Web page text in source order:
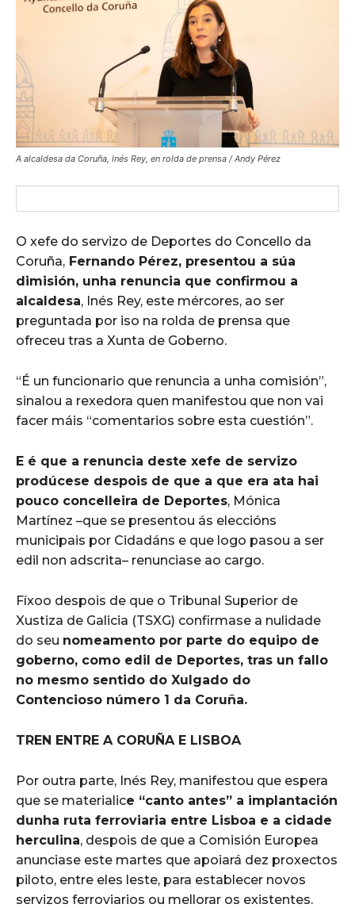
A alcaldesa da Coruña, Inés Rey, en rolda de prensa / Andy Pérez
O xefe do servizo de Deportes do Concello da
Coruña, Fernando Pérez, presentou a súa
dimisión, unha renuncia que confirmou a
alcaldesa, Inés Rey, este mércores, ao ser
preguntada por iso na rolda de prensa que
ofreceu tras a Xunta de Goberno.
“É un funcionario que renuncia a unha comisión”,
sinalou a rexedora quen manifestou que non vai
facer máis “comentarios sobre esta cuestión”.
E é que a renuncia deste xefe de servizo
prodúcese despois de que a que era ata hai
pouco concelleira de Deportes, Mónica
Martínez –que se presentou ás eleccións
municipais por Cidadáns e que logo pasou a ser
edil non adscrita– renunciase ao cargo.
Fíxoo despois de que o Tribunal Superior de
Xustiza de Galicia (TSXG) confirmase a nulidade
do seu nomeamento por parte do equipo de
goberno, como edil de Deportes, tras un fallo
no mesmo sentido do Xulgado do
Contencioso número 1 da Coruña.
TREN ENTRE A CORUÑA E LISBOA
Por outra parte, Inés Rey, manifestou que espera
que se materialice “canto antes” a implantación
dunha ruta ferroviaria entre Lisboa e a cidade
herculina, despois de que a Comisión Europea
anunciase este martes que apoiará dez proxectos
piloto, entre eles leste, para establecer novos
servizos ferroviarios ou mellorar os existentes.